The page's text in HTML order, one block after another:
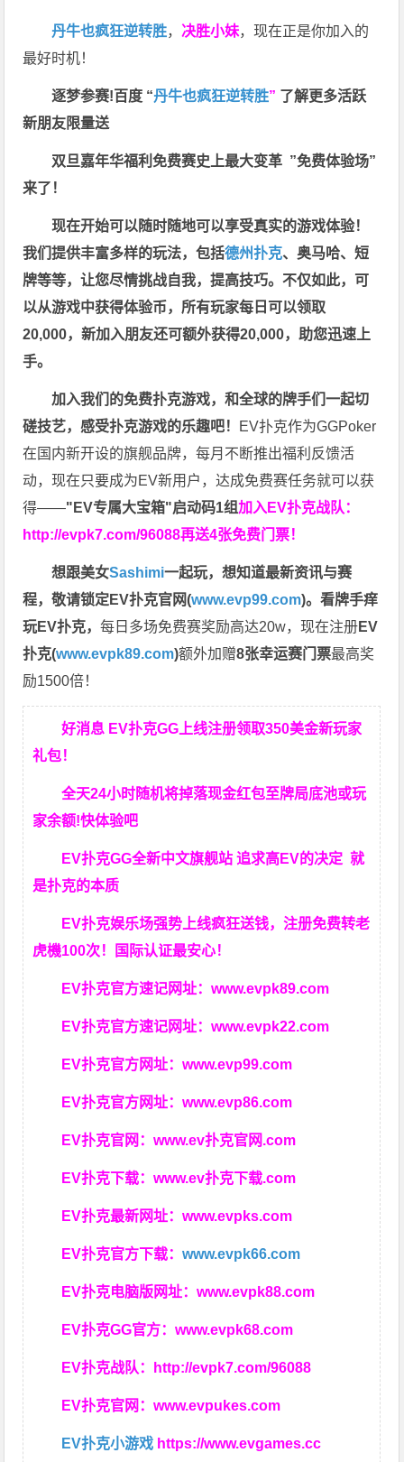
丹牛也疯狂逆转胜，决胜小妹，现在正是你加入的
最好时机！
逐梦参赛!百度 “丹牛也疯狂逆转胜” 了解更多活跃
新朋友限量送
双旦嘉年华福利免费赛史上最大变革 ”免费体验场”
来了！
现在开始可以随时随地可以享受真实的游戏体验！
我们提供丰富多样的玩法，包括德州扑克、奥马哈、短
牌等等，让您尽情挑战自我，提高技巧。不仅如此， 可
以从游戏中获得体验币，所有玩家每日可以领取
20,000，新加入朋友还可额外获得20,000，助您迅速上
手。
加入我们的免费扑克游戏，和全球的牌手们一起切
磋技艺，感受扑克游戏的乐趣吧！ EV扑克作为GGPoker
在国内新开设的旗舰品牌，每月不断推出福利反馈活
动，现在只要成为EV新用户，达成免费赛任务就可以获
得——"EV专属大宝箱"启动码1组加入EV扑克战队：
http://evpk7.com/96088再送4张免费门票！
想跟美女Sashimi一起玩，想知道最新资讯与赛
程，敬请锁定EV扑克官网(www.evp99.com)。看牌手痒
玩EV扑克，每日多场免费赛奖励高达20w，现在注册EV
扑克(www.evpk89.com)额外加赠8张幸运赛门票最高奖
励1500倍！
好消息 EV扑克GG上线注册领取350美金新玩家
礼包！
全天24小时随机将掉落现金红包至牌局底池或玩
家余额!快体验吧
EV扑克GG全新中文旗舰站 追求高EV 的决定就
是扑克的本质
EV扑克娱乐场强势上线疯狂送钱，注册免费转老
虎機100次！国际认证最安心！
EV扑克官方速记网址：www.evpk89.com
EV扑克官方速记网址：www.evpk22.com
EV扑克官方网址：www.evp99.com
EV扑克官方网址：www.evp86.com
EV扑克官网：www.ev扑克官网.com
EV扑克下载：www.ev扑克下载.com
EV扑克最新网址：www.evpks.com
EV扑克官方下载：www.evpk66.com
EV扑克电脑版网址：www.evpk88.com
EV扑克GG官方：www.evpk68.com
EV扑克战队： http://evpk7.com/96088
EV扑克官网：www.evpukes.com
EV扑克小游戏 https://www.evgames.cc